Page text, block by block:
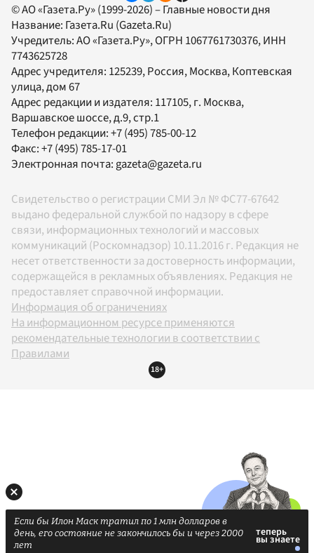
© АО «Газета.Ру» (1999-2026) – Главные новости дня
Название: Газета.Ru (Gazeta.Ru)
Учредитель:АО «Газета.Ру», ОГРН 1067761730376, ИНН
7743625728
Адрес учредителя: 125239, Россия, Москва, Коптевская
улица, дом 67
Адрес редакции и издателя: 117105, г. Москва,
Варшавское шоссе, д.9, стр.1
Телефон редакции:+7 (495) 785-00-12
Факс:+7 (495) 785-17-01
Электронная почта: gazeta@gazeta.ru
Свидетельство о регистрации СМИ Эл № ФС77-67642
выдано федеральной службой по надзору в сфере
связи, информационных технологий и массовых
коммуникаций (Роскомнадзор) 10.11.2016 г. Редакция не
несет ответственности за достоверность информации,
содержащейся в рекламных объявлениях. Редакция не
предоставляет справочной информации.
Информация об ограничениях
На информационном ресурсе применяются
рекомендательные технологии в соответствии с
Правилами
18+
Если бы Илон Маск тратил по 1 млн долларов в
день, его состояние не закончилось бы и через 2000
лет